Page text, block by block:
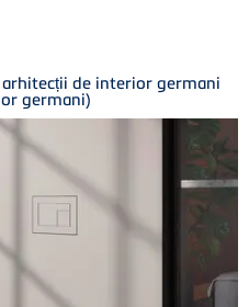
de interior germani
germani)